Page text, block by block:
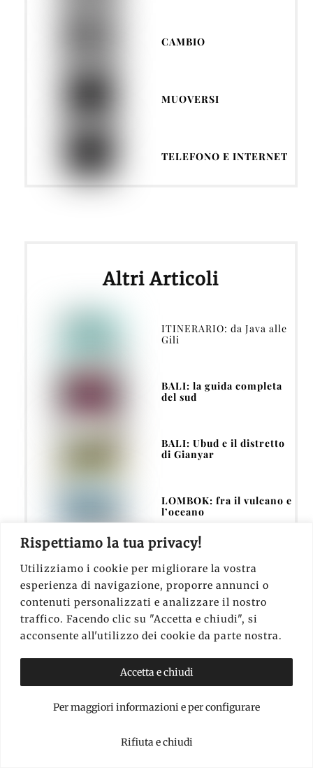
Rispettiamo la tua privacy!
Utilizziamo i cookie per migliorare la vostra
esperienza di navigazione, proporre annunci o
contenuti personalizzati e analizzare il nostro
traffico. Facendo clic su "Accetta e chiudi", si
acconsente all'utilizzo dei cookie da parte nostra.
Per maggiori informazioni e per configurare
Rifiuta e chiudi
Accetta e chiudi
CAMBIO
MUOVERSI
TELEFONO E INTERNET
Altri Articoli
ITINERARIO: da Java alle
Gili
BALI: la guida completa
del sud
BALI: Ubud e il distretto
di Gianyar
LOMBOK: fra il vulcano e
l’oceano
National Park
BALI: una selezione di 20
spiagge
Le Gili: cosa fare sulle isole